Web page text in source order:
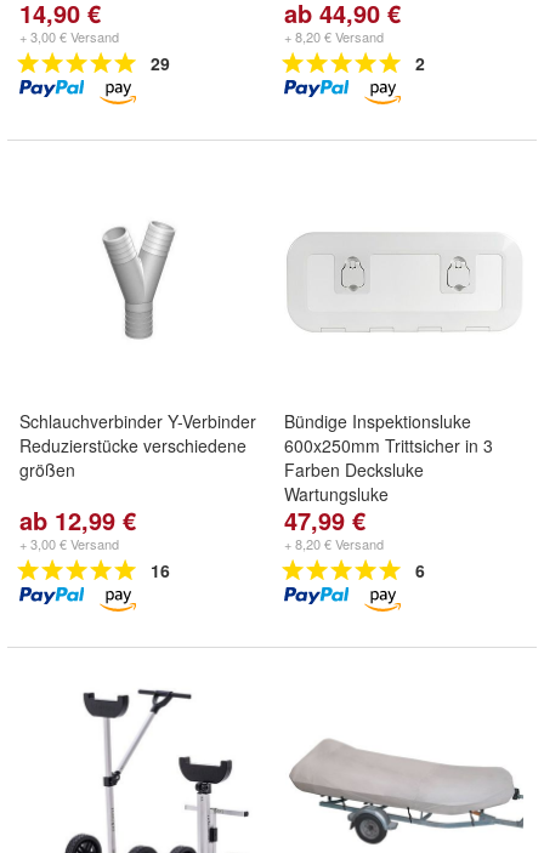
14,90 €
+ 3,00 € Versand
29
ab 44,90 €
+ 8,20 € Versand
2
Schlauchverbinder Y-Verbinder
Reduzierstücke verschiedene
größen
ab 12,99 €
+ 3,00 € Versand
16
Bündige Inspektionsluke
600x250mm Trittsicher in 3
Farben Decksluke
Wartungsluke
47,99 €
+ 8,20 € Versand
6